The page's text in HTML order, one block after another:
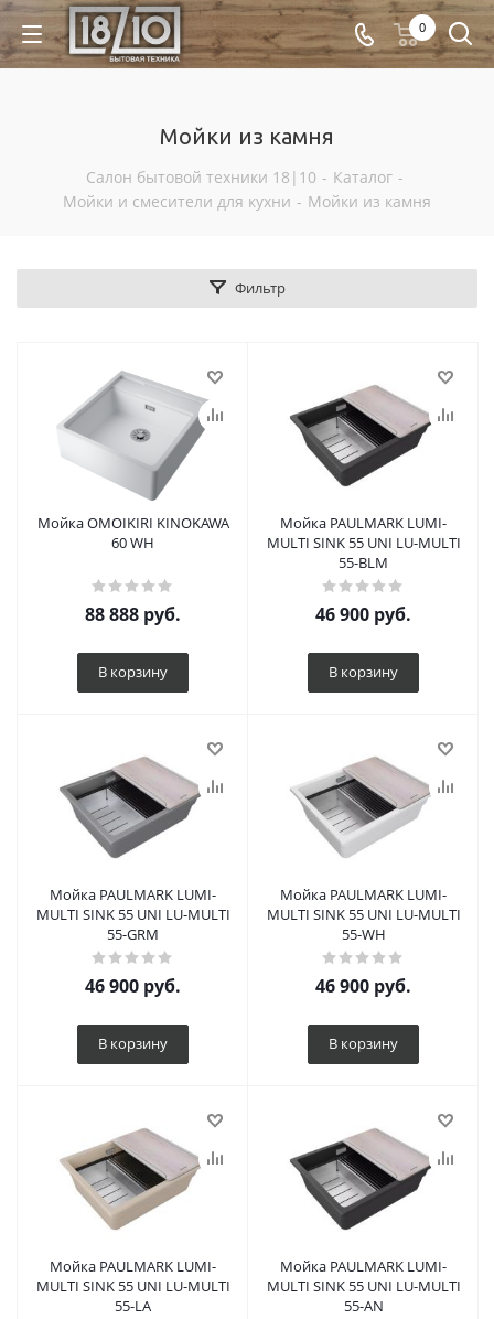
0
Мойки из камня
Салон бытовой техники 18|10 - Каталог -
Мойки и смесители для кухни - Мойки из камня
Фильтр
Мойка OMOIKIRI KINOKAWA
60 WH
88 888 руб.
В корзину
Мойка PAULMARK LUMI-
MULTI SINK 55 UNI LU-MULTI
55-BLM
46 900 руб.
В корзину
Мойка PAULMARK LUMI-
MULTI SINK 55 UNI LU-MULTI
55-GRM
46 900 руб.
В корзину
Мойка PAULMARK LUMI-
MULTI SINK 55 UNI LU-MULTI
55-WH
46 900 руб.
В корзину
Мойка PAULMARK LUMI-
MULTI SINK 55 UNI LU-MULTI
55-LA
Мойка PAULMARK LUMI-
MULTI SINK 55 UNI LU-MULTI
55-AN